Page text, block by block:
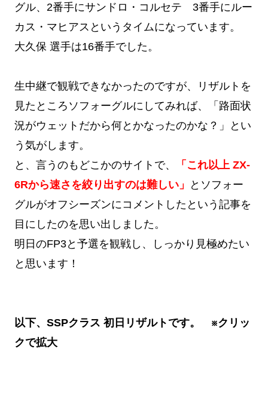
グル、2番手にサンドロ・コルセテ 3番手にルー
カス・マヒアスというタイムになっています。
大久保 選手は16番手でした。
生中継で観戦できなかったのですが、リザルトを
見たところソフォーグルにしてみれば、「路面状
況がウェットだから何とかなったのかな？」とい
う気がします。
と、言うのもどこかのサイトで、
「これ以上 ZX-
6Rから速さを絞り出すのは難しい」
とソフォー
グルがオフシーズンにコメントしたという記事を
目にしたのを思い出しました。
明日のFP3と予選を観戦し、しっかり見極めたい
と思います！
以下、SSPクラス 初日リザルトです。 ※クリッ
クで拡大